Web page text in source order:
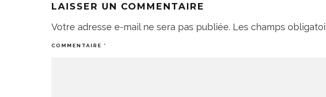
LAISSER UN COMMENTAIRE
Votre adresse e-mail ne sera pas publiée. Les champs
COMMENTAIRE *